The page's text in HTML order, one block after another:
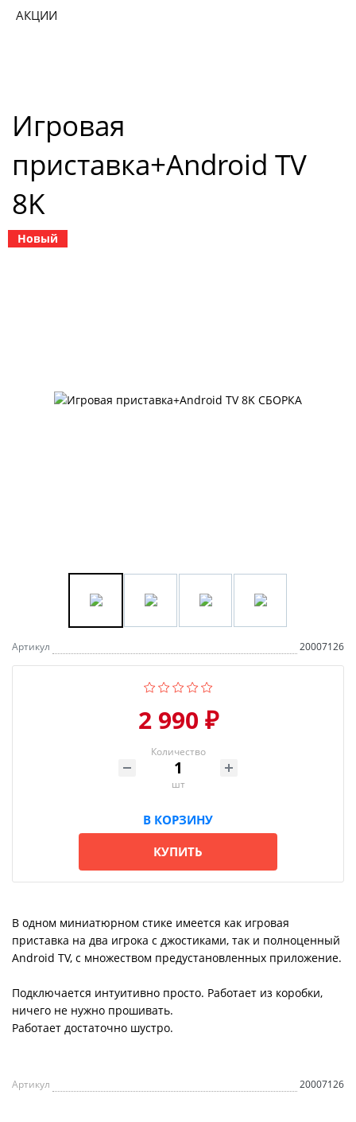
АКЦИИ
Игровая
приставка+Android TV
8K
Новый
Артикул 20007126
2 990 ₽
Количество
шт
В КОРЗИНУ
КУПИТЬ
В одном миниатюрном стике имеется как игровая
приставка на два игрока с джостиками, так и полноценный
Android TV, с множеством предустановленных приложение.
Подключается интуитивно просто. Работает из коробки,
ничего не нужно прошивать.
Работает достаточно шустро.
Артикул 20007126